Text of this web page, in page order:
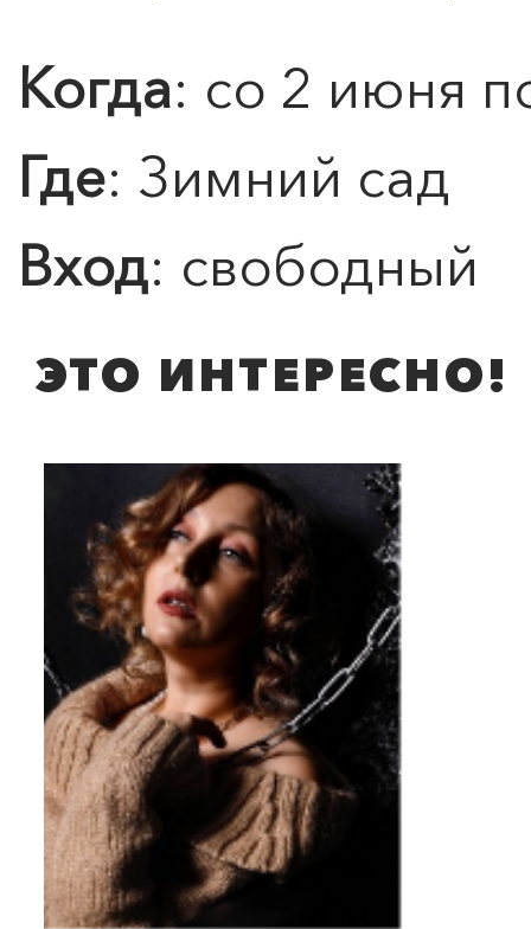
Когда: со 2 июня
Где: Зимний сад
Вход: свободный
ЭТО ИНТЕРЕСНО!